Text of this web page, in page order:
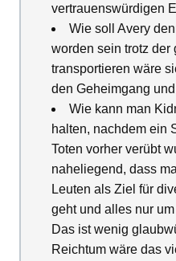
vertrauenswürdigen
Wie soll Avery
worden sein trotz der
transportieren wäre
den Geheimgang
Wie kann man
halten, nachdem ein
Toten vorher verübt
naheliegend, dass
Leuten als Ziel für
geht und alles nur
Das ist wenig
Reichtum wäre das